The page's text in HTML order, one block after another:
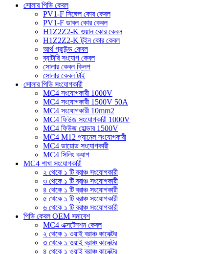
সোলার পিভি কেবল
PV1-F সিঙ্গেল কোর কেবল
PV1-F ডাবল কোর কেবল
H1Z2Z2-K ওয়ান কোর কেবল
H1Z2Z2-K টুইন কোর কেবল
আর্থ গ্রাউন্ড কেবল
ব্যাটারি সংযোগ কেবল
সোলার কেবল ক্লিপ
সোলার কেবল টাই
সোলার পিভি সংযোগকারী
MC4 সংযোগকারী 1000V
MC4 সংযোগকারী 1500V 50A
MC4 সংযোগকারী 10mm2
MC4 ফিউজ সংযোগকারী 1000V
MC4 ফিউজ হোল্ডার 1500V
MC4 M12 প্যানেল সংযোগকারী
MC4 ডায়োড সংযোগকারী
MC4 সিলিং ক্যাপ
MC4 শাখা সংযোগকারী
২ থেকে ১ টি ব্রাঞ্চ সংযোগকারী
৩ থেকে ১ টি ব্রাঞ্চ সংযোগকারী
৪ থেকে ১ টি ব্রাঞ্চ সংযোগকারী
৫ থেকে ১ টি ব্রাঞ্চ সংযোগকারী
৬ থেকে ১ টি ব্রাঞ্চ সংযোগকারী
পিভি কেবল OEM সমাবেশ
MC4 এক্সটেনশন কেবল
২ থেকে ১ ওয়াই ব্রাঞ্চ কানেক্টর
৩ থেকে ১ ওয়াই ব্রাঞ্চ কানেক্টর
৪ থেকে ১ ওয়াই ব্রাঞ্চ কানেক্টর